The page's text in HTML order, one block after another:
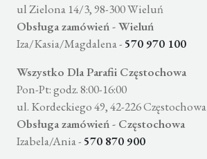
ul Zielona 14/3, 98-300 Wieluń
Obsługa zamówień - Wieluń
Iza/Kasia/Magdalena - 570 970 100
Wszystko Dla Parafii Częstochowa
Pon-Pt: godz. 8:00-16:00
ul. Kordeckiego 49, 42-226 Częstochowa
Obsługa zamówień - Częstochowa
Izabela/Ania - 570 870 900